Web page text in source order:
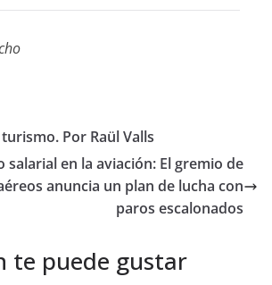
Por Raül Valls
salarial en la aviación: El gremio de
anuncia un plan de lucha con
paros escalonados
te puede gustar